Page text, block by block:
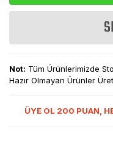
Not: Tüm Ürünlerimizde
Hazır Olmayan Ürünler
ÜYE OL 200 PUAN,